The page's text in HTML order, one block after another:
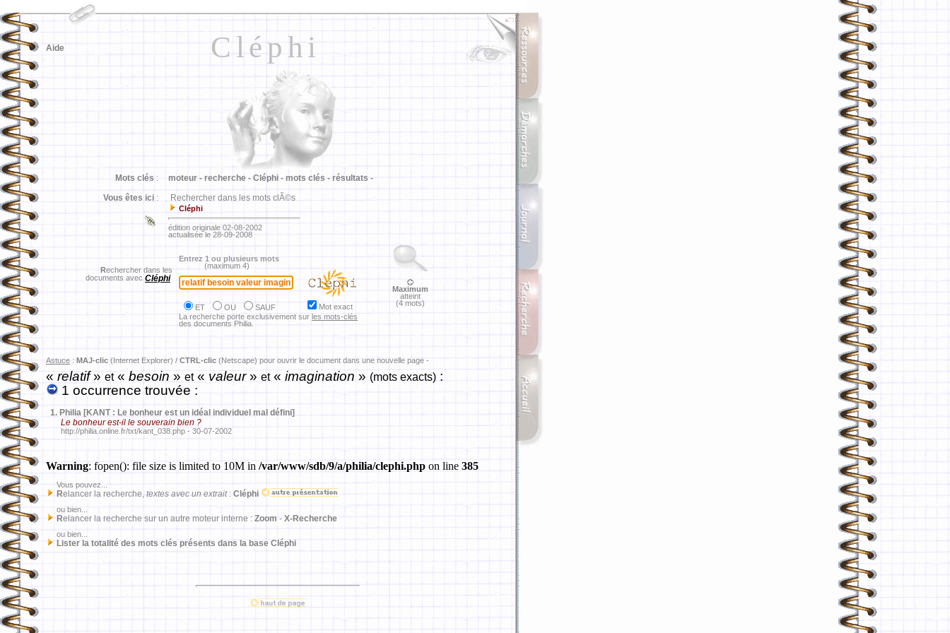
Cléphi
Aide
Mots clés : moteur - recherche - Cléphi - mots clés - résultats -
Vous êtes ici : Rechercher dans les mots clÃ©s
Cléphi
édition originale 02-08-2002
actualisée le 28-09-2008
Rechercher dans les
documents avec Cléphi
Entrez 1 ou plusieurs mots
(maximum 4)
ET OU SAUF
Mot exact
La recherche porte exclusivement sur les mots-clés
des documents Philia.
Maximum
atteint
(4 mots)
Astuce : MAJ-clic (Internet Explorer) / CTRL-clic (Netscape) pour ouvrir le document dans une nouvelle page -
«relatif»et« besoin » et« valeur» et« imagination » (mots exacts) :
1 occurrence trouvée :
1. Philia [KANT : Le bonheur est un idéal individuel mal défini]
Le bonheur est-il le souverain bien ?
http://philia.online.fr/txt/kant_038.php - 30-07-2002
Warning: fopen(): file size is limited to 10M in /var/www/sdb/9/a/philia/clephi.php on line 385
Vous pouvez...
Relancer la recherche, textes avec un extrait: Cléphi
ou bien...
Relancer la recherche sur un autre moteur interne : Zoom - X-Recherche
ou bien...
Lister la totalité des mots clés présents dans la base Cléphi